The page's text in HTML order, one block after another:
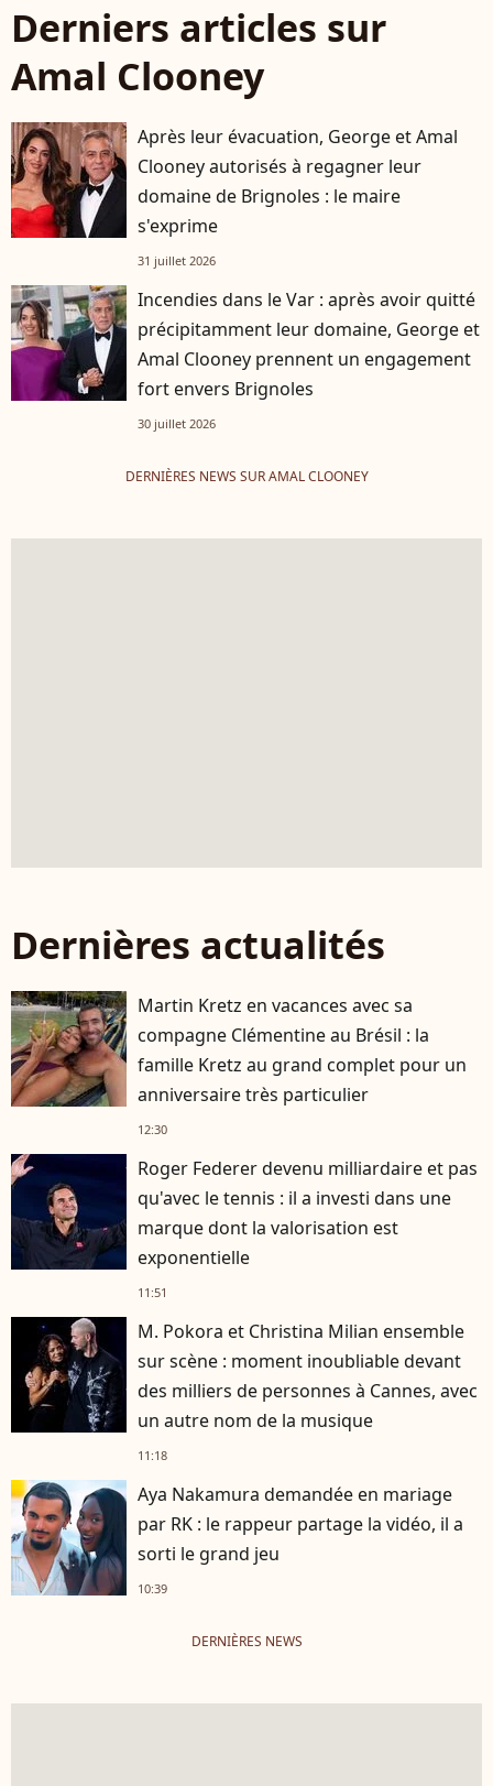
Derniers articles sur
Amal Clooney
Après leur évacuation, George et Amal
Clooney autorisés à regagner leur
domaine de Brignoles : le maire
s'exprime
31 juillet 2026
Incendies dans le Var : après avoir quitté
précipitamment leur domaine, George et
Amal Clooney prennent un engagement
fort envers Brignoles
30 juillet 2026
DERNIÈRES NEWS SUR AMAL CLOONEY
Dernières actualités
Martin Kretz en vacances avec sa
compagne Clémentine au Brésil : la
famille Kretz au grand complet pour un
anniversaire très particulier
12:30
Roger Federer devenu milliardaire et pas
qu'avec le tennis : il a investi dans une
marque dont la valorisation est
exponentielle
11:51
M. Pokora et Christina Milian ensemble
sur scène : moment inoubliable devant
des milliers de personnes à Cannes, avec
un autre nom de la musique
11:18
Aya Nakamura demandée en mariage
par RK : le rappeur partage la vidéo, il a
sorti le grand jeu
10:39
DERNIÈRES NEWS